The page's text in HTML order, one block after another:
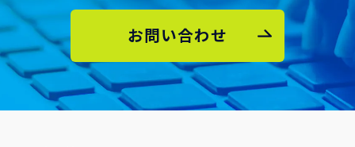
お問い合わせ